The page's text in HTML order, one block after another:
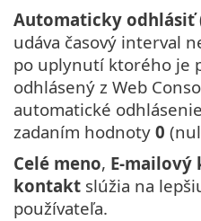
Automaticky odhlásiť
udáva časový interval
po uplynutí ktorého je
odhlásený z Web
automatické
zadaním hodnoty 0
Celé meno,
kontakt slúžia na
používateľa.